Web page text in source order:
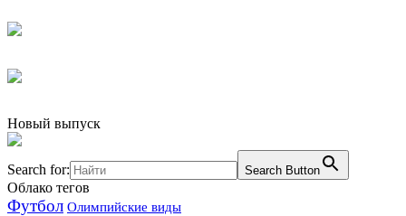
Новый выпуск
Search for: Search Button
Облако тегов
Футбол Олимпийские виды